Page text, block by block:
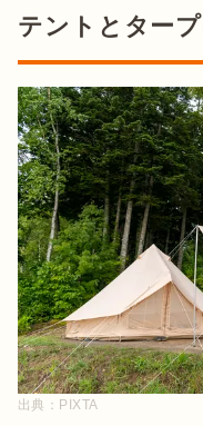
テントとター
出典： PIXTA